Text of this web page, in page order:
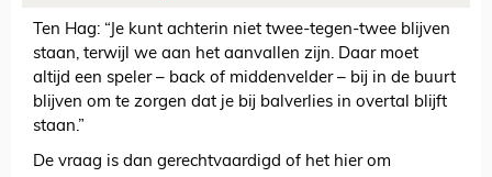
Ten Hag: “Je kunt achterin niet twee-tegen-twee blijven
staan, terwijl we aan het aanvallen zijn. Daar moet
altijd een speler – back of middenvelder – bij in de buurt
blijven om te zorgen dat je bij balverlies in overtal blijft
staan.”
De vraag is dan gerechtvaardigd of het hier om